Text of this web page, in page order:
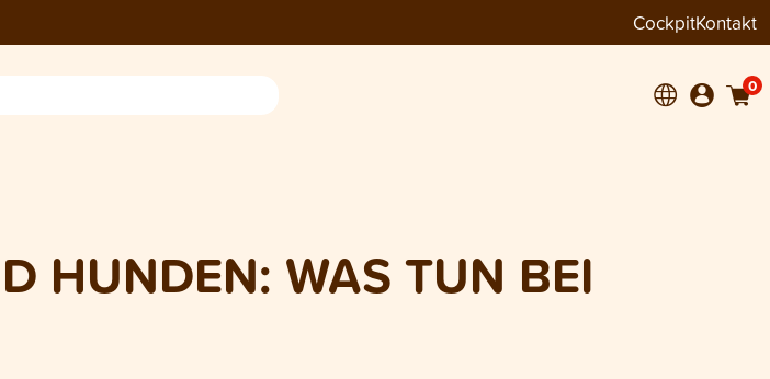
CockpitKontakt
0
HUNDEN: WAS TUN BEI